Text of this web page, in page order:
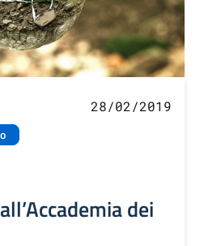
28/02/2019
dei